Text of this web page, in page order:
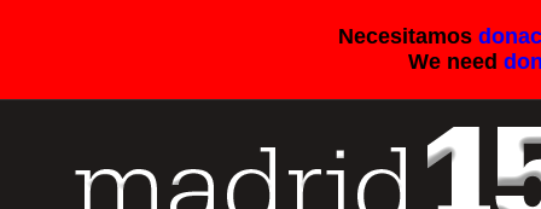
Necesitamos
We need